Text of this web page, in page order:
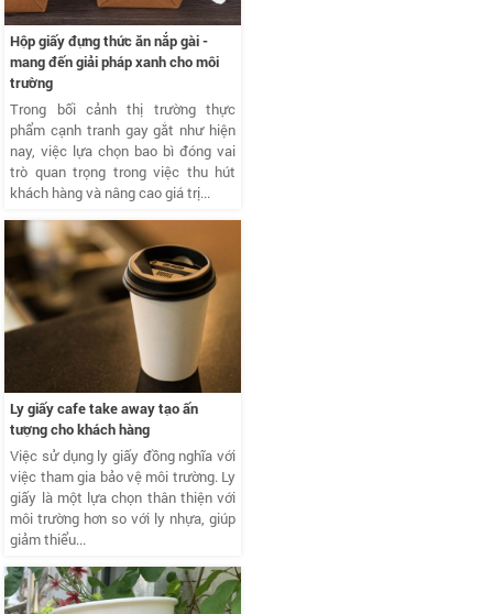
Hộp giấy đựng thức ăn nắp gài -
mang đến giải pháp xanh cho môi
trường
Trong bối cảnh thị trường thực
phẩm cạnh tranh gay gắt như hiện
nay, việc lựa chọn bao bì đóng vai
trò quan trọng trong việc thu hút
khách hàng và nâng cao giá trị...
Ly giấy cafe take away tạo ấn
tượng cho khách hàng
Việc sử dụng ly giấy đồng nghĩa với
việc tham gia bảo vệ môi trường. Ly
giấy là một lựa chọn thân thiện với
môi trường hơn so với ly nhựa, giúp
giảm thiểu...